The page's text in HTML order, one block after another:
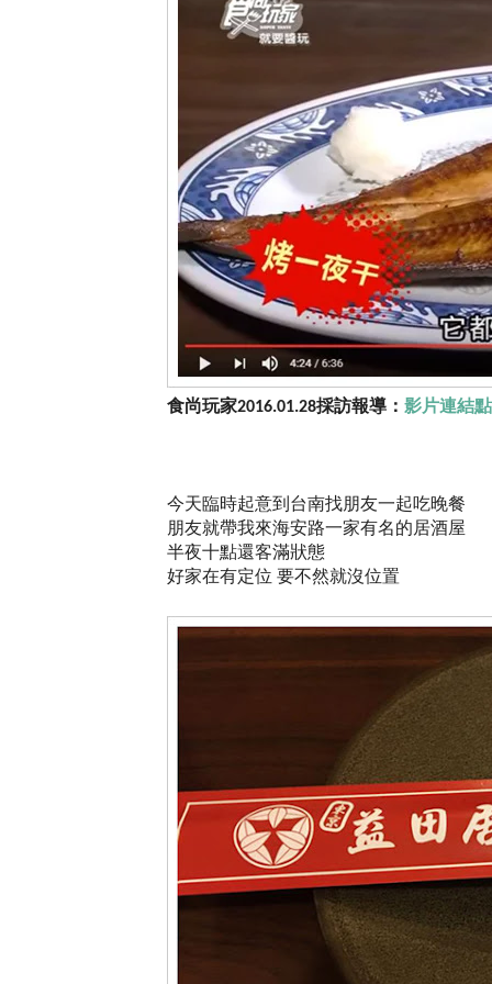
食尚玩家2016.01.28採訪報導： 影片連結
今天臨時起意到台南找朋友一起吃晚餐
朋友就帶我來海安路一家有名的居酒屋
半夜十點還客滿狀態
好家在有定位 要不然就沒位置